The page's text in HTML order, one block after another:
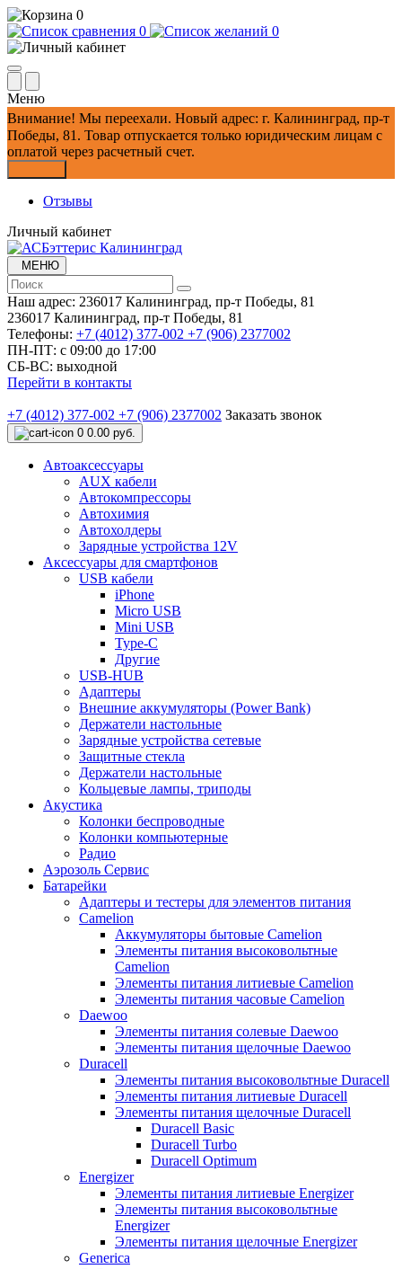
0
0
0
Меню
Внимание! Мы переехали. Новый адрес: г. Калининград, пр-т
Победы, 81. Товар отпускается только юридическим лицам с
оплатой через расчетный счет.
Отзывы
Личный кабинет
МЕНЮ
Наш адрес: 236017 Калининград,​ пр-т Победы, 81
236017 Калининград,​ пр-т Победы, 81
Телефоны: +7 (4012) 377-002 +7 (906) 2377002
ПН-ПТ: с 09:00 до 17:00
СБ-ВС: выходной
Перейти в контакты
+7 (4012) 377-002 +7 (906) 2377002 Заказать звонок
0 0.00 руб.
Автоаксессуары
AUX кабели
Автокомпрессоры
Автохимия
Автохолдеры
Зарядные устройства 12V
Аксессуары для смартфонов
USB кабели
iPhone
Micro USB
Mini USB
Type-C
Другие
USB-HUB
Адаптеры
Внешние аккумуляторы (Power Bank)
Держатели настольные
Зарядные устройства сетевые
Защитные стекла
Держатели настольные
Кольцевые лампы, триподы
Акустика
Колонки беспроводные
Колонки компьютерные
Радио
Аэрозоль Сервис
Батарейки
Aдаптеры и тестеры для элементов питания
Camelion
Аккумуляторы бытовые Camelion
Элементы питания высоковольтные
Camelion
Элементы питания литиевые Camelion
Элементы питания часовые Camelion
Daewoo
Элементы питания солевые Daewoo
Элементы питания щелочные Daewoo
Duracell
Элементы питания высоковольтные Duracell
Элементы питания литиевые Duracell
Элементы питания щелочные Duracell
Duracell Basic
Duracell Turbo
Duracell Optimum
Energizer
Элементы питания литиевые Energizer
Элементы питания высоковольтные
Energizer
Элементы питания щелочные Energizer
Generica